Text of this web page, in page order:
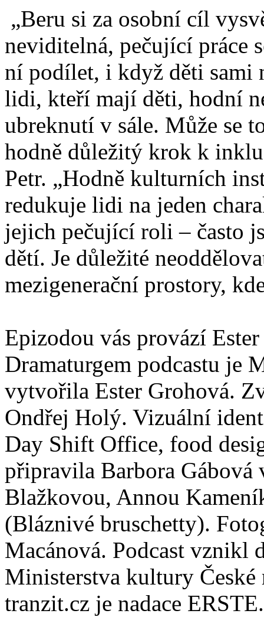
„Beru si za osobní cíl
neviditelná, pečující práce
ní podílet, i když děti sami
lidi, kteří mají děti, hodní
ubreknutí v sále. Může se
hodně důležitý krok k
Petr. „Hodně kulturních
redukuje lidi na jeden
jejich pečující roli – často
dětí. Je důležité
mezigenerační prostory,
Epizodou vás provází
Dramaturgem podcastu je
vytvořila Ester Grohová.
Ondřej Holý. Vizuální
Day Shift Office, food
připravila Barbora Gábová
Blažkovou, Annou
(Bláznivé bruschetty).
Macánová. Podcast vznikl
Ministerstva kultury
tranzit.cz je nadace ERSTE.